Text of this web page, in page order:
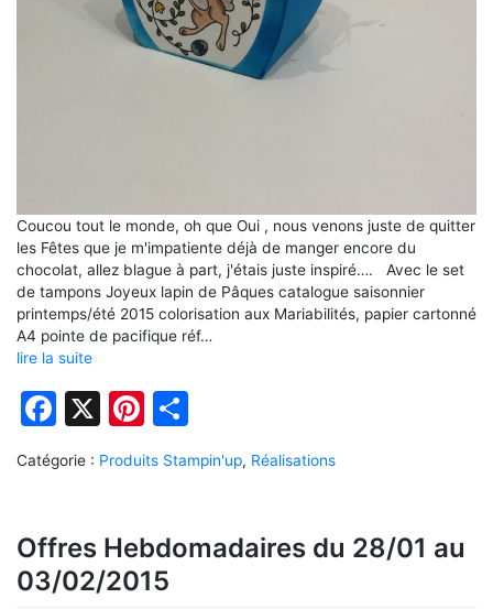
Coucou tout le monde, oh que Oui , nous venons juste de quitter
les Fêtes que je m'impatiente déjà de manger encore du
chocolat, allez blague à part, j'étais juste inspiré…. Avec le set
de tampons Joyeux lapin de Pâques catalogue saisonnier
printemps/été 2015 colorisation aux Mariabilités, papier cartonné
A4 pointe de pacifique réf…
lire la suite
Facebook
X Pinterest
Catégorie : Produits Stampin'up, Réalisations
Offres Hebdomadaires du 28/01 au
03/02/2015